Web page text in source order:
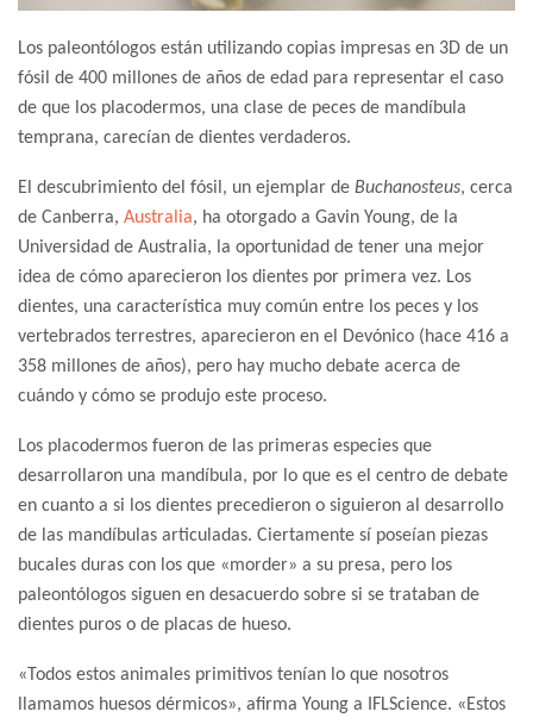
Los paleontólogos están utilizando copias impresas en 3D de un
fósil de 400 millones de años de edad para representar el caso
de que los placodermos, una clase de peces de mandíbula
temprana, carecían de dientes verdaderos.
El descubrimiento del fósil, un ejemplar de Buchanosteus, cerca
de Canberra, Australia, ha otorgado a Gavin Young, de la
Universidad de Australia, la oportunidad de tener una mejor
idea de cómo aparecieron los dientes por primera vez. Los
dientes, una característica muy común entre los peces y los
vertebrados terrestres, aparecieron en el Devónico (hace 416 a
358 millones de años), pero hay mucho debate acerca de
cuándo y cómo se produjo este proceso.
Los placodermos fueron de las primeras especies que
desarrollaron una mandíbula, por lo que es el centro de debate
en cuanto a si los dientes precedieron o siguieron al desarrollo
de las mandíbulas articuladas. Ciertamente sí poseían piezas
bucales duras con los que «morder» a su presa, pero los
paleontólogos siguen en desacuerdo sobre si se trataban de
dientes puros o de placas de hueso.
«Todos estos animales primitivos tenían lo que nosotros
llamamos huesos dérmicos», afirma Young a IFLScience. «Estos